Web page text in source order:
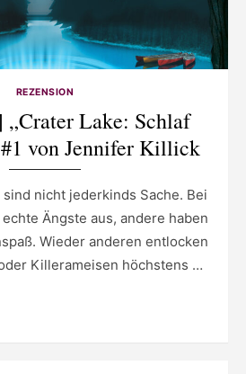
REZENSION
„Crater Lake: Schlaf
von Jennifer Killick
nicht jederkinds Sache. Bei
Ängste aus, andere haben
Wieder anderen entlocken
Killerameisen höchstens …